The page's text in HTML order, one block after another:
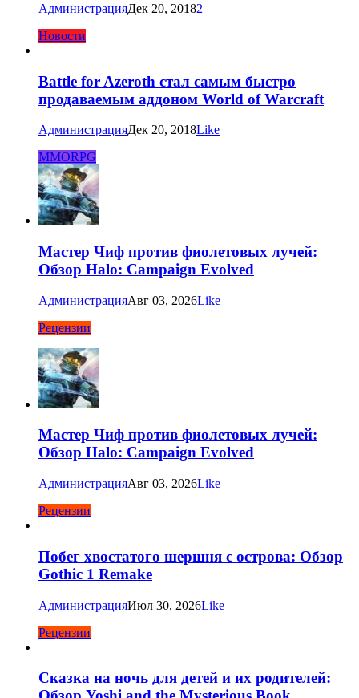
АдминистрацияДек 20, 20182
Новости
Battle for Azeroth стал самым быстро
продаваемым аддоном World of Warcraft
АдминистрацияДек 20, 2018Like
MMORPG
Мастер Чиф против фиолетовых лучей:
Обзор Halo: Campaign Evolved
АдминистрацияАвг 03, 2026Like
Рецензии
Мастер Чиф против фиолетовых лучей:
Обзор Halo: Campaign Evolved
АдминистрацияАвг 03, 2026Like
Рецензии
Побег хвостатого шершня с острова: Обзор
Gothic 1 Remake
АдминистрацияИюл 30, 2026Like
Рецензии
Сказка на ночь для детей и их родителей: